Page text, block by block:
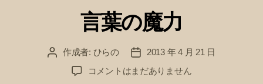
ゴ
リ
言葉の魔力
投 作成者: ひらの
投
稿
日
2013 年 4 月 21 日
言
コメントはまだありません